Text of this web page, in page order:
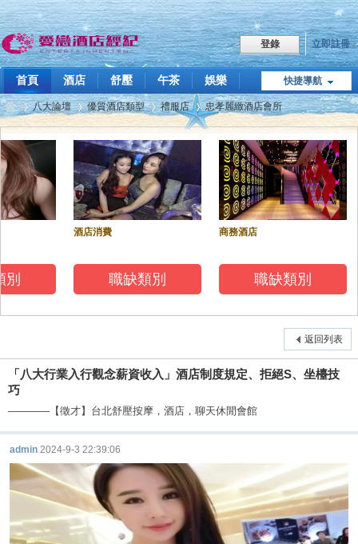
登錄 立即註冊
快捷導航
首頁 酒店 舒壓 午茶
娛樂
職缺
點我LINE 飯局傳播 技巧教學 關於我們
愛
酒
»
八大論壇
›
優質酒店類型
›
禮服店 忠孝麗緻酒店會所
酒店消費
職缺類別
商務酒店
職缺類別
返回列表
「八大行業入行觀念薪資收入」酒店制度規定、拒絕S、坐檯技
巧
————【徵才】台北舒壓按摩，酒店，聊天休閒會館
admin 2024-9-3 22:39:06